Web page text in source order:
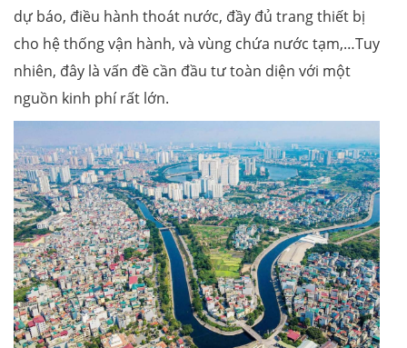
dự báo, điều hành thoát nước, đầy đủ trang thiết bị
cho hệ thống vận hành, và vùng chứa nước tạm,…Tuy
nhiên, đây là vấn đề cần đầu tư toàn diện với một
nguồn kinh phí rất lớn.